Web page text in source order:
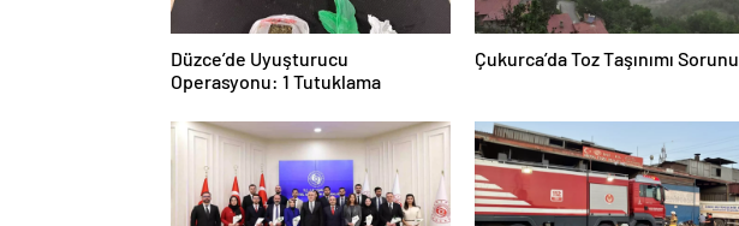
Düzce’de Uyuşturucu
Operasyonu: 1 Tutuklama
Çukurca’da Toz Taşınımı Sorunu